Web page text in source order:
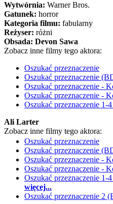
Wytwórnia: Warner Bros.
Gatunek: horror
Kategoria filmu: fabularny
Reżyser: różni
Obsada: Devon Sawa
Zobacz inne filmy tego aktora:
Oszukać przeznaczenie
Oszukać przeznaczenie
Oszukać przeznaczenie -
Oszukać przeznaczenie -
Oszukać przeznaczenie 1-
Ali Larter
Zobacz inne filmy tego aktora:
Oszukać przeznaczenie
Oszukać przeznaczenie
Oszukać przeznaczenie -
Oszukać przeznaczenie -
Oszukać przeznaczenie 1-
więcej...
Oszukać przeznaczenie 2